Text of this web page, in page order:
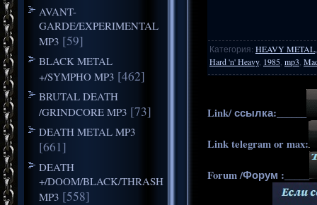
AVANT-
GARDE/EXPERIMENTAL
MP3 [59]
BLACK METAL
+/SYMPHO MP3 [462]
BRUTAL DEATH
/GRINDCORE MP3 [73]
DEATH METAL MP3
[661]
DEATH
+/DOOM/BLACK/THRASH
MP3 [558]
Категория: HEAVY
Hard 'n' Heavy, 1985 mp3
Link/ ссылка:______
Link telegram or max:
Forum /Форум :_____